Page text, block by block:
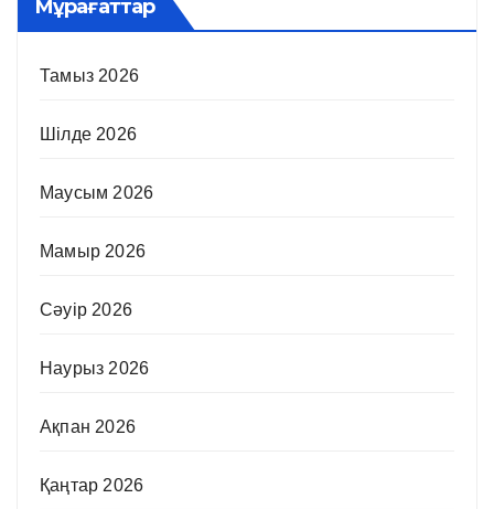
Мұрағаттар
Тамыз 2026
Шілде 2026
Маусым 2026
Мамыр 2026
Сәуір 2026
Наурыз 2026
Ақпан 2026
Қаңтар 2026